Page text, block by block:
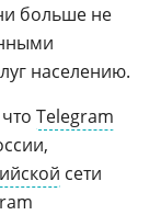
больше не
населению.
Telegram
сети